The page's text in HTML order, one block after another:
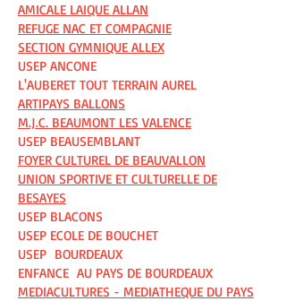
AMICALE LAIQUE ALLAN
REFUGE NAC ET COMPAGNIE
SECTION GYMNIQUE ALLEX
USEP ANCONE
L'AUBERET TOUT TERRAIN AUREL
ARTIPAYS BALLONS
M.J.C. BEAUMONT LES VALENCE
USEP BEAUSEMBLANT
FOYER CULTUREL DE BEAUVALLON
UNION SPORTIVE ET CULTURELLE DE
BESAYES
USEP BLACONS
USEP ECOLE DE BOUCHET
USEP BOURDEAUX
ENFANCE AU PAYS DE BOURDEAUX
MEDIACULTURES - MEDIATHEQUE DU PAYS